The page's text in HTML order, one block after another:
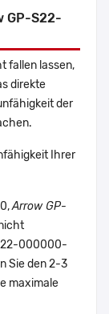
GP-S22-
fallen lassen,
direkte
der
Ihrer
Arrow GP-
000000-
Sie den 2-3
maximale